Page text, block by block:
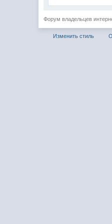
Форум владельцев
Изменить стиль